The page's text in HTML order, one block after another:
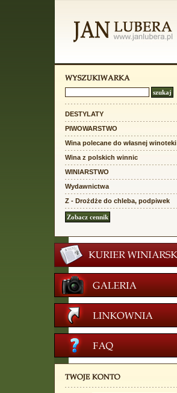
DESTYLATY
PIWOWARSTWO
Wina polecane do własnej winoteki
Wina z polskich winnic
WINIARSTWO
Wydawnictwa
Z - Drożdże do chleba, podpiwek